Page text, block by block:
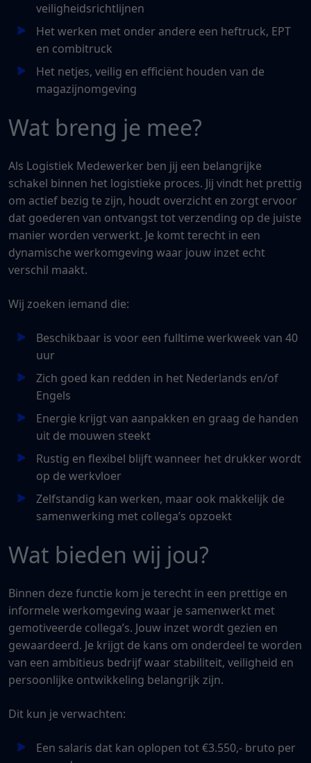
veiligheidsrichtlijnen
Het werken met onder andere een heftruck, EPT
en combitruck
Het netjes, veilig en efficiënt houden van de
magazijnomgeving
Wat breng je mee?
Als Logistiek Medewerker ben jij een belangrijke
schakel binnen het logistieke proces. Jij vindt het prettig
om actief bezig te zijn, houdt overzicht en zorgt ervoor
dat goederen van ontvangst tot verzending op de juiste
manier worden verwerkt. Je komt terecht in een
dynamische werkomgeving waar jouw inzet echt
verschil maakt.
Wij zoeken iemand die:
Beschikbaar is voor een fulltime werkweek van 40
uur
Zich goed kan redden in het Nederlands en/of
Engels
Energie krijgt van aanpakken en graag de handen
uit de mouwen steekt
Rustig en flexibel blijft wanneer het drukker wordt
op de werkvloer
Zelfstandig kan werken, maar ook makkelijk de
samenwerking met collega’s opzoekt
Wat bieden wij jou?
Binnen deze functie kom je terecht in een prettige en
informele werkomgeving waar je samenwerkt met
gemotiveerde collega’s. Jouw inzet wordt gezien en
gewaardeerd. Je krijgt de kans om onderdeel te worden
van een ambitieus bedrijf waar stabiliteit, veiligheid en
persoonlijke ontwikkeling belangrijk zijn.
Dit kun je verwachten:
Een salaris dat kan oplopen tot €3.550,- bruto per